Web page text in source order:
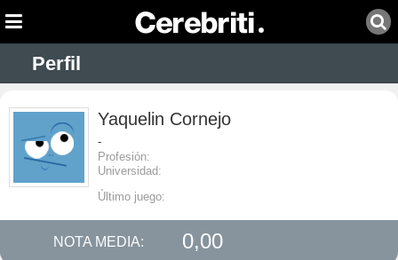
Perfil
Yaquelin Cornejo
-
Profesión:
Universidad:
Último juego:
NOTA MEDIA: 0,00